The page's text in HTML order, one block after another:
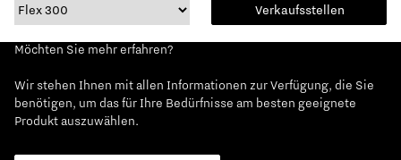
Verkaufsstellen
Möchten Sie mehr erfahren?
Wir stehen Ihnen mit allen Informationen zur Verfügung, die Sie
benötigen, um das für Ihre Bedürfnisse am besten geeignete
Produkt auszuwählen.